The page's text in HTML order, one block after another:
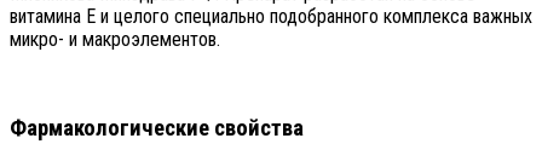
витамина Е и целого специально подобранного комплекса важных
микро- и макроэлементов.
Фармакологические свойства